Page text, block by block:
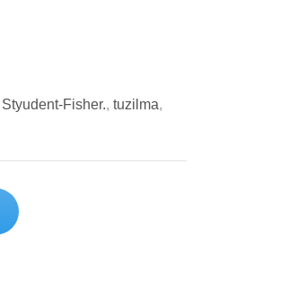
Styudent-Fisher., tuzilma,